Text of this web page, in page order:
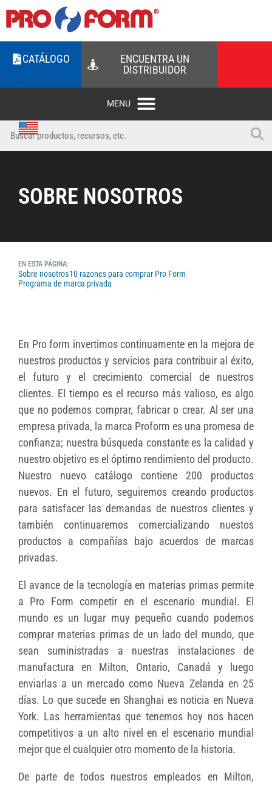
CATÁLOGO
ENCUENTRA UN
DISTRIBUIDOR
SOBRE NOSOTROS
EN ESTA PÁGINA:
Sobre nosotros10 razones para comprar Pro Form
Programa de marca privada
En Pro form invertimos continuamente en la mejora de
nuestros productos y servicios para contribuir al éxito,
el futuro y el crecimiento comercial de nuestros
clientes. El tiempo es el recurso más valioso, es algo
que no podemos comprar, fabricar o crear. Al ser una
empresa privada, la marca Proform es una promesa de
confianza; nuestra búsqueda constante es la calidad y
nuestro objetivo es el óptimo rendimiento del producto.
Nuestro nuevo catálogo contiene 200 productos
nuevos. En el futuro, seguiremos creando productos
para satisfacer las demandas de nuestros clientes y
también continuaremos comercializando nuestos
productos a compañías bajo acuerdos de marcas
privadas.
El avance de la tecnología en materias primas permite
a Pro Form competir en el escenario mundial. El
mundo es un lugar muy pequeño cuando podemos
comprar materias primas de un lado del mundo, que
sean suministradas a nuestras instalaciones de
manufactura en Milton, Ontario, Canadá y luego
enviarlas a un mercado como Nueva Zelanda en 25
días. Lo que sucede en Shanghai es noticia en Nueva
York. Las herramientas que tenemos hoy nos hacen
competitivos a un alto nivel en el escenario mundial
mejor que el cualquier otro momento de la historia.
De parte de todos nuestros empleados en Milton,